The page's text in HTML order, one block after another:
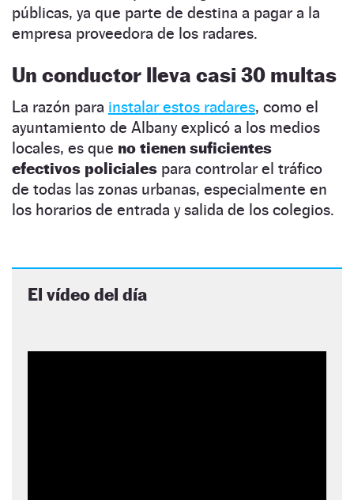
públicas, ya que parte de destina a pagar a la
empresa proveedora de los radares.
Un conductor lleva casi 30 multas
La razón para instalar estos radares, como el
ayuntamiento de Albany explicó a los medios
locales, es que no tienen suficientes
efectivos policiales para controlar el tráfico
de todas las zonas urbanas, especialmente en
los horarios de entrada y salida de los colegios.
El vídeo del día